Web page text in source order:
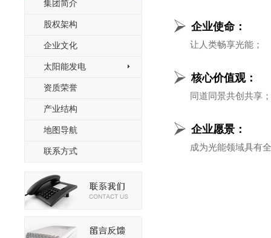
集团简介
股权架构
企业文化
太阳能发电
资质荣誉
产业结构
地图导航
联系方式
企业使命：
让人类畅享光能；
核心价值观：
同道同景共创共享；
企业愿景：
成为光能领域具有全